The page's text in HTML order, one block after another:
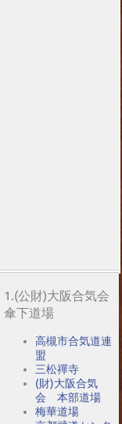
1.(公財)大阪合気会
傘下道場
高槻市合気道連
盟
三松禪寺
(財)大阪合気
会 本部道場
梅華道場